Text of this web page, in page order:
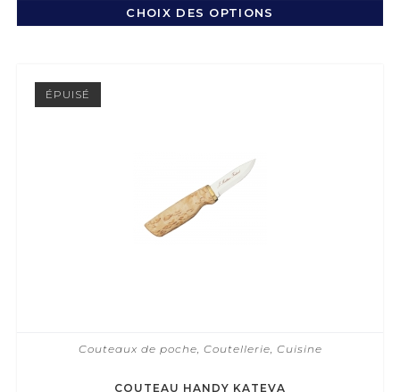
CHOIX DES OPTIONS
ÉPUISÉ
Couteaux de poche Coutellerie Cuisine
COUTEAU HANDY KATEVA